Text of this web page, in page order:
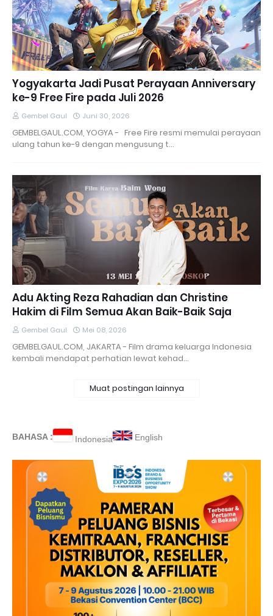
Yogyakarta Jadi Pusat Perayaan Anniversary
ke-9 Free Fire pada Juli 2026
Gembel Gaul Juni 30, 2026
GEMBELGAUL.COM, YOGYA - Free Fire resmi memulai perayaan
ulang tahun ke-9 dengan mengusung t…
Adu Akting Reza Rahadian dan Christine
Hakim di Film Semua Akan Baik-Baik Saja
Gembel Gaul Mei 08, 2026
GEMBELGAUL.COM, JAKARTA - Film drama keluarga Indonesia
kembali mendapat perhatian lewat kehad…
Muat postingan lainnya
BAHASA : Indonesia English